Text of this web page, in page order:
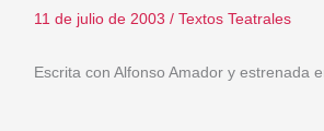
11 de julio de 2003 / Textos Teatrales
Escrita con Alfonso Amador y estrenada